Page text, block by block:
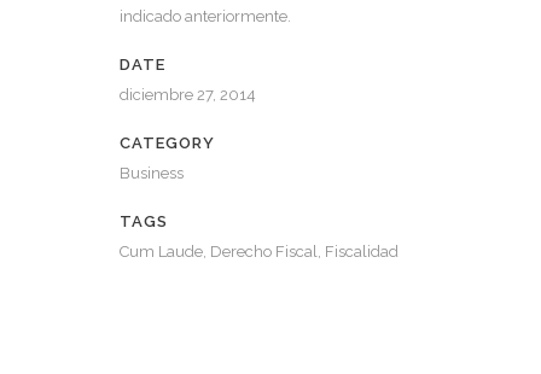
indicado anteriormente.
DATE
diciembre 27, 2014
CATEGORY
Business
TAGS
Cum Laude, Derecho Fiscal, Fiscalidad